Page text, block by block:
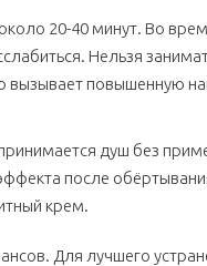
20-40 минут. Во
Нельзя
вызывает повышенную
душ без
после
крем.
Для лучшего